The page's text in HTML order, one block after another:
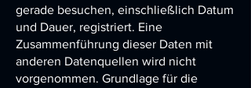
gerade besuchen, einschließlich Datum
und Dauer, registriert. Eine
Zusammenführung dieser Daten mit
anderen Datenquellen wird nicht
vorgenommen. Grundlage für die